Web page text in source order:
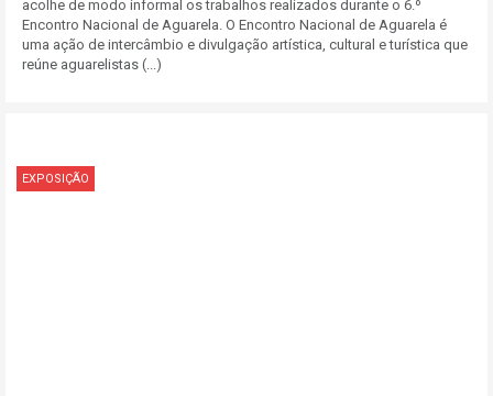
acolhe de modo informal os trabalhos realizados durante o 6.º
Encontro Nacional de Aguarela. O Encontro Nacional de Aguarela é
uma ação de intercâmbio e divulgação artística, cultural e turística que
reúne aguarelistas (...)
EXPOSIÇÃO